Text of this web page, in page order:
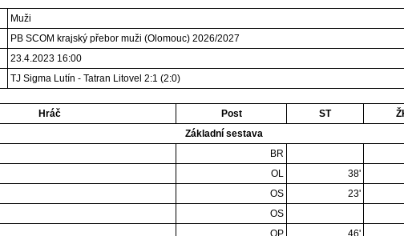
Muži
PB SCOM krajský přebor muži (Olomouc) 2026/2027
23.4.2023 16:00
TJ Sigma Lutín - Tatran Litovel 2:1 (2:0)
Hráč Post ST
Základní sestava
BR
OL
38'
OS
23'
OS
OP
46'